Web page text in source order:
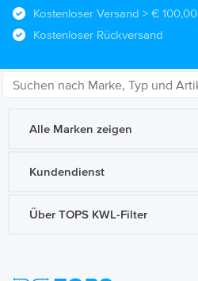
Kostenloser Versand > € 100,00
Kostenloser Rückversand
Alle Marken zeigen
Kundendienst
Über TOPS KWL-Filter